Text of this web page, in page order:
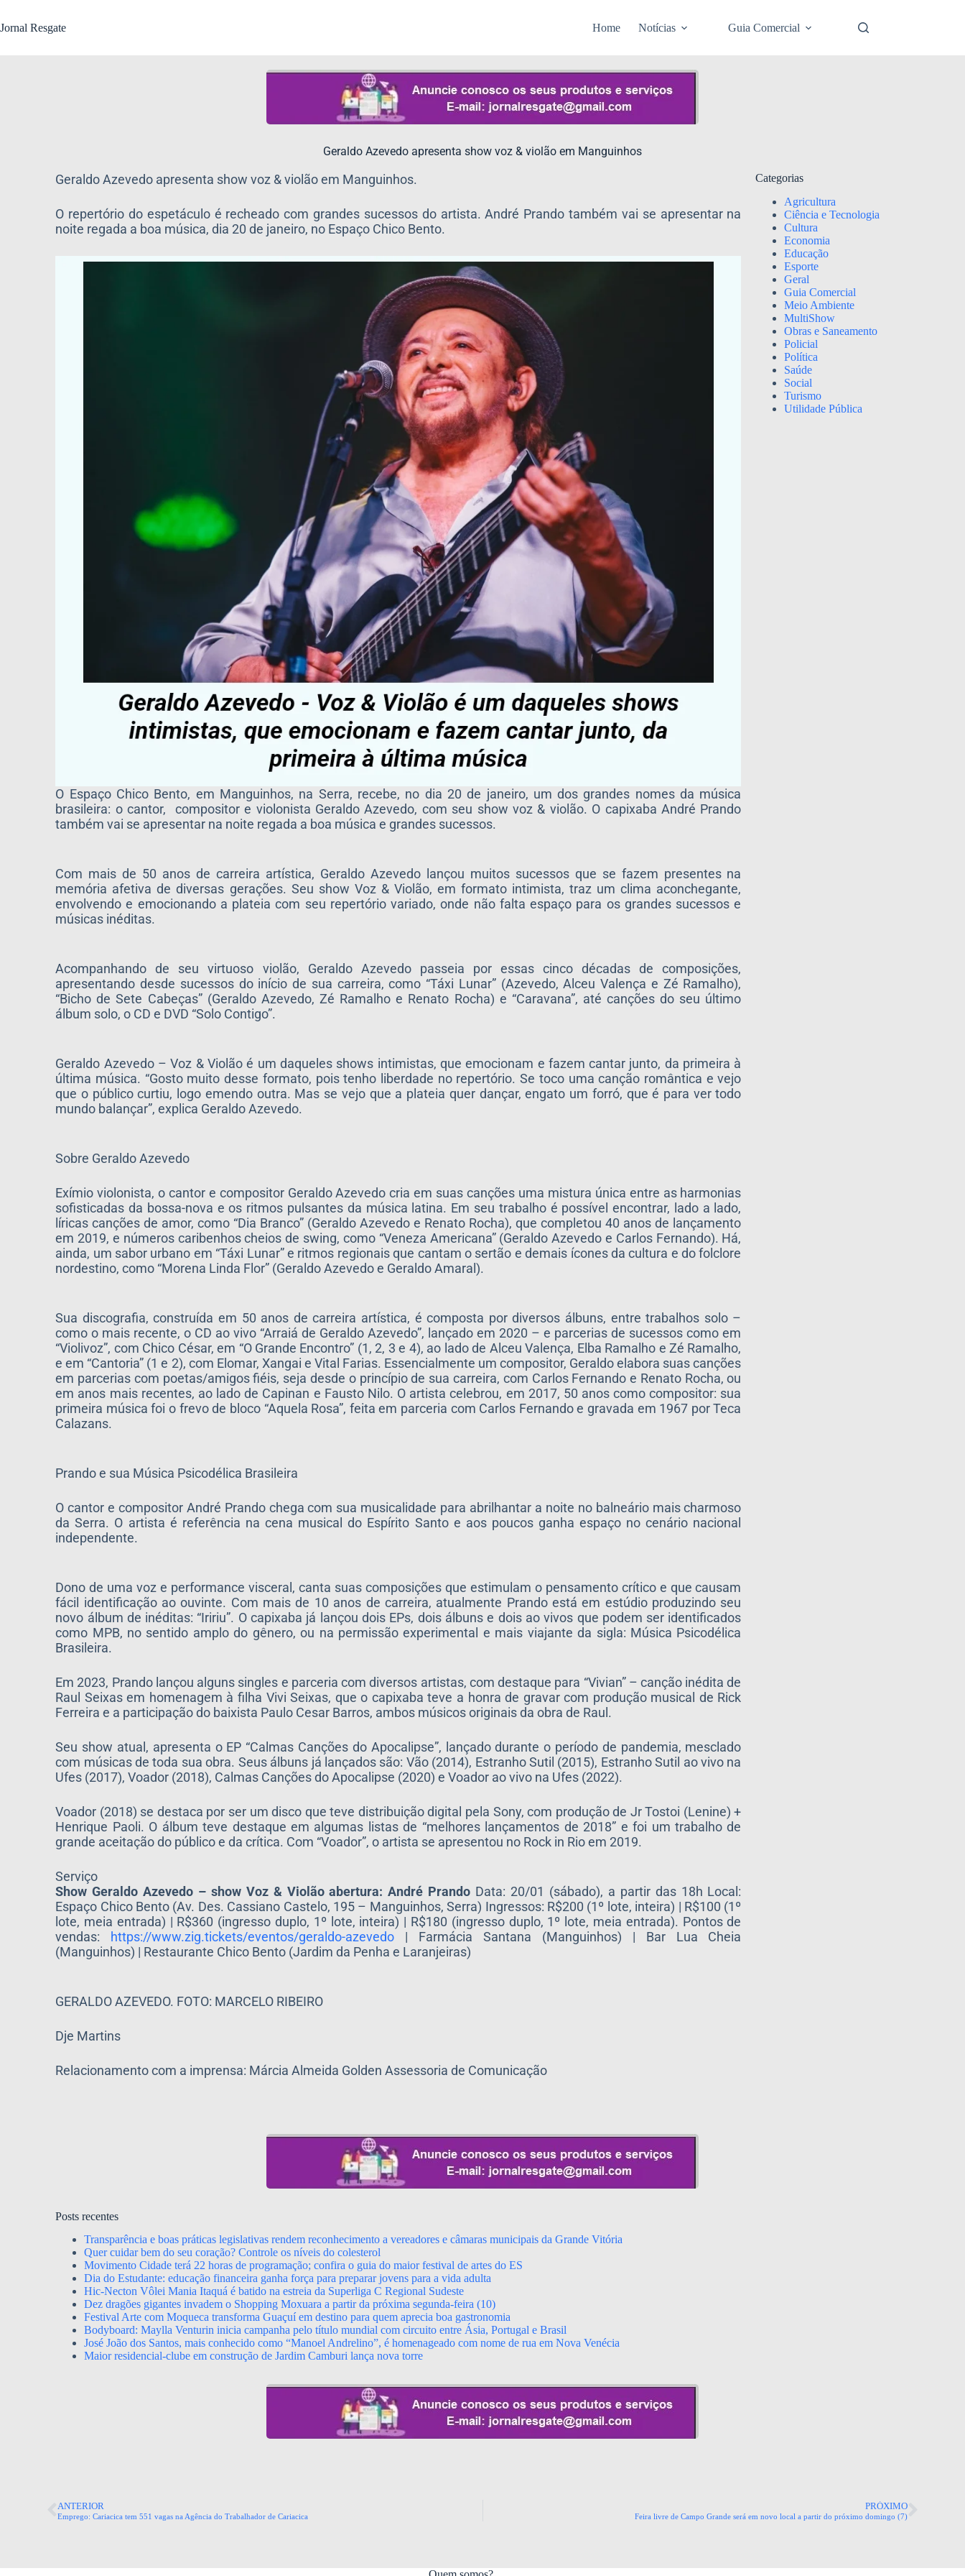
Jornal Resgate Home Notícias Guia Comercial
Geraldo Azevedo apresenta show voz & violão em Manguinhos
Geraldo Azevedo apresenta show voz & violão em Manguinhos.
O repertório do espetáculo é recheado com grandes sucessos do artista. André Prando também vai se apresentar na
noite regada a boa música, dia 20 de janeiro, no Espaço Chico Bento.
O Espaço Chico Bento, em Manguinhos, na Serra, recebe, no dia 20 de janeiro, um dos grandes nomes da música
brasileira: o cantor, compositor e violonista Geraldo Azevedo, com seu show voz & violão. O capixaba André Prando
também vai se apresentar na noite regada a boa música e grandes sucessos.
Com mais de 50 anos de carreira artística, Geraldo Azevedo lançou muitos sucessos que se fazem presentes na
memória afetiva de diversas gerações. Seu show Voz & Violão, em formato intimista, traz um clima aconchegante,
envolvendo e emocionando a plateia com seu repertório variado, onde não falta espaço para os grandes sucessos e
músicas inéditas.
Acompanhando de seu virtuoso violão, Geraldo Azevedo passeia por essas cinco décadas de composições,
apresentando desde sucessos do início de sua carreira, como “Táxi Lunar” (Azevedo, Alceu Valença e Zé Ramalho),
“Bicho de Sete Cabeças” (Geraldo Azevedo, Zé Ramalho e Renato Rocha) e “Caravana”, até canções do seu último
álbum solo, o CD e DVD “Solo Contigo”.
Geraldo Azevedo – Voz & Violão é um daqueles shows intimistas, que emocionam e fazem cantar junto, da primeira à
última música. “Gosto muito desse formato, pois tenho liberdade no repertório. Se toco uma canção romântica e vejo
que o público curtiu, logo emendo outra. Mas se vejo que a plateia quer dançar, engato um forró, que é para ver todo
mundo balançar”, explica Geraldo Azevedo.
Sobre Geraldo Azevedo
Exímio violonista, o cantor e compositor Geraldo Azevedo cria em suas canções uma mistura única entre as harmonias
sofisticadas da bossa-nova e os ritmos pulsantes da música latina. Em seu trabalho é possível encontrar, lado a lado,
líricas canções de amor, como “Dia Branco” (Geraldo Azevedo e Renato Rocha), que completou 40 anos de lançamento
em 2019, e números caribenhos cheios de swing, como “Veneza Americana” (Geraldo Azevedo e Carlos Fernando). Há,
ainda, um sabor urbano em “Táxi Lunar” e ritmos regionais que cantam o sertão e demais ícones da cultura e do folclore
nordestino, como “Morena Linda Flor” (Geraldo Azevedo e Geraldo Amaral).
Sua discografia, construída em 50 anos de carreira artística, é composta por diversos álbuns, entre trabalhos solo –
como o mais recente, o CD ao vivo “Arraiá de Geraldo Azevedo”, lançado em 2020 – e parcerias de sucessos como em
“Violivoz”, com Chico César, em “O Grande Encontro” (1, 2, 3 e 4), ao lado de Alceu Valença, Elba Ramalho e Zé Ramalho,
e em “Cantoria” (1 e 2), com Elomar, Xangai e Vital Farias. Essencialmente um compositor, Geraldo elabora suas canções
em parcerias com poetas/amigos fiéis, seja desde o princípio de sua carreira, com Carlos Fernando e Renato Rocha, ou
em anos mais recentes, ao lado de Capinan e Fausto Nilo. O artista celebrou, em 2017, 50 anos como compositor: sua
primeira música foi o frevo de bloco “Aquela Rosa”, feita em parceria com Carlos Fernando e gravada em 1967 por Teca
Calazans.
Prando e sua Música Psicodélica Brasileira
O cantor e compositor André Prando chega com sua musicalidade para abrilhantar a noite no balneário mais charmoso
da Serra. O artista é referência na cena musical do Espírito Santo e aos poucos ganha espaço no cenário nacional
independente.
Dono de uma voz e performance visceral, canta suas composições que estimulam o pensamento crítico e que causam
fácil identificação ao ouvinte. Com mais de 10 anos de carreira, atualmente Prando está em estúdio produzindo seu
novo álbum de inéditas: “Iririu”. O capixaba já lançou dois EPs, dois álbuns e dois ao vivos que podem ser identificados
como MPB, no sentido amplo do gênero, ou na permissão experimental e mais viajante da sigla: Música Psicodélica
Brasileira.
Em 2023, Prando lançou alguns singles e parceria com diversos artistas, com destaque para “Vivian” – canção inédita de
Raul Seixas em homenagem à filha Vivi Seixas, que o capixaba teve a honra de gravar com produção musical de Rick
Ferreira e a participação do baixista Paulo Cesar Barros, ambos músicos originais da obra de Raul.
Seu show atual, apresenta o EP “Calmas Canções do Apocalipse”, lançado durante o período de pandemia, mesclado
com músicas de toda sua obra. Seus álbuns já lançados são: Vão (2014), Estranho Sutil (2015), Estranho Sutil ao vivo na
Ufes (2017), Voador (2018), Calmas Canções do Apocalipse (2020) e Voador ao vivo na Ufes (2022).
Voador (2018) se destaca por ser um disco que teve distribuição digital pela Sony, com produção de Jr Tostoi (Lenine) +
Henrique Paoli. O álbum teve destaque em algumas listas de “melhores lançamentos de 2018” e foi um trabalho de
grande aceitação do público e da crítica. Com “Voador”, o artista se apresentou no Rock in Rio em 2019.
Serviço
Show Geraldo Azevedo – show Voz & Violão abertura: André Prando Data: 20/01 (sábado), a partir das 18h Local:
Espaço Chico Bento (Av. Des. Cassiano Castelo, 195 – Manguinhos, Serra) Ingressos: R$200 (1º lote, inteira) | R$100 (1º
lote, meia entrada) | R$360 (ingresso duplo, 1º lote, inteira) | R$180 (ingresso duplo, 1º lote, meia entrada). Pontos de
vendas: https://www.zig.tickets/eventos/geraldo-azevedo | Farmácia Santana (Manguinhos) | Bar Lua Cheia
(Manguinhos) | Restaurante Chico Bento (Jardim da Penha e Laranjeiras)
GERALDO AZEVEDO. FOTO: MARCELO RIBEIRO
Dje Martins
Relacionamento com a imprensa: Márcia Almeida Golden Assessoria de Comunicação
Categorias
Agricultura
Ciência e Tecnologia
Cultura
Economia
Educação
Esporte
Geral
Guia Comercial
Meio Ambiente
MultiShow
Obras e Saneamento
Policial
Política
Saúde
Social
Turismo
Utilidade Pública
Posts recentes
Transparência e boas práticas legislativas rendem reconhecimento a vereadores e câmaras municipais da Grande Vitória
Quer cuidar bem do seu coração? Controle os níveis do colesterol
Movimento Cidade terá 22 horas de programação; confira o guia do maior festival de artes do ES
Dia do Estudante: educação financeira ganha força para preparar jovens para a vida adulta
Hic-Necton Vôlei Mania Itaquá é batido na estreia da Superliga C Regional Sudeste
Dez dragões gigantes invadem o Shopping Moxuara a partir da próxima segunda-feira (10)
Festival Arte com Moqueca transforma Guaçuí em destino para quem aprecia boa gastronomia
Bodyboard: Maylla Venturin inicia campanha pelo título mundial com circuito entre Ásia, Portugal e Brasil
José João dos Santos, mais conhecido como “Manoel Andrelino”, é homenageado com nome de rua em Nova Venécia
Maior residencial-clube em construção de Jardim Camburi lança nova torre
ANTERIOR
Emprego: Cariacica tem 551 vagas na Agência do Trabalhador de Cariacica
PRÓXIMO
Feira livre de Campo Grande será em novo local a partir do próximo domingo (7)